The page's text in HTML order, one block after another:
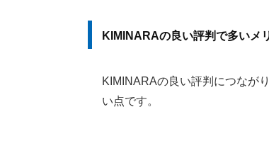
KIMINARAの良い評判で多いメ
KIMINARAの良い評判につなが
い点です。